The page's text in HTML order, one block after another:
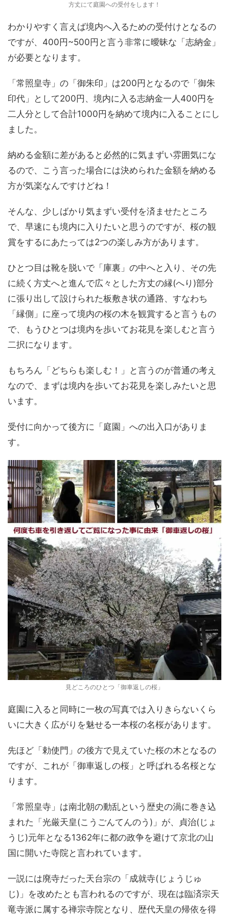
方丈にて庭園への受付をします！
わかりやすく言えば境内へ入るための受付けとなるの
ですが、400円~500円と言う非常に曖昧な「志納金」
が必要となります。
「常照皇寺」の「御朱印」は200円となるので「御朱
印代」として200円、境内に入る志納金一人400円を
二人分として合計1000円を納めて境内に入ることにし
ました。
納める金額に差があると必然的に気まずい雰囲気にな
るので、こう言った場合には決められた金額を納める
方が気楽なんですけどね！
そんな、少しばかり気まずい受付を済ませたところ
で、早速にも境内に入りたいと思うのですが、桜の観
賞をするにあたっては2つの楽しみ方があります。
ひとつ目は靴を脱いで「庫裏」の中へと入り、その先
に続く方丈へと進んで広々とした方丈の縁(へり)部分
に張り出して設けられた板敷き状の通路、すなわち
「縁側」に座って境内の桜の木を観賞すると言うもの
で、もうひとつは境内を歩いてお花見を楽しむと言う
二択になります。
もちろん「どちらも楽しむ！」と言うのが普通の考え
なので、まずは境内を歩いてお花見を楽しみたいと思
います。
受付に向かって後方に「庭園」への出入口がありま
す。
見どころのひとつ「御車返しの桜」
庭園に入ると同時に一枚の写真では入りきらないくら
いに大きく広がりを魅せる一本桜の名桜があります。
先ほど「勅使門」の後方で見えていた桜の木となるの
ですが、これが「御車返しの桜」と呼ばれる名桜とな
ります。
「常照皇寺」は南北朝の動乱という歴史の渦に巻き込
まれた「光厳天皇(こうごんてんのう)」が、貞治(じょ
うじ)元年となる1362年に都の政争を避けて京北の山
国に開いた寺院と言われています。
一説には廃寺だった天台宗の「成就寺(じょうじゅ
じ)」を改めたとも言われるのですが、現在は臨済宗天
竜寺派に属する禅宗寺院となり、歴代天皇の帰依を得